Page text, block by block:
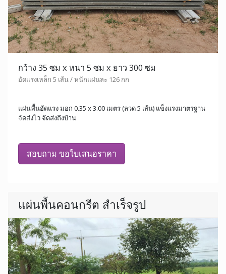
กว้าง 35 ซม x หนา 5 ซม x ยาว 300 ซม
อัดแรงเหล็ก 5 เส้น / หนักแผ่นละ 126 กก
แผ่นพื้นอัดแรง มอก 0.35 x 3.00 เมตร (ลวด 5 เส้น) แข็งแรงมาตรฐาน
จัดส่งไว จัดส่งถึงบ้าน
สอบถาม ขอใบเสนอราคา
แผ่นพื้นคอนกรีต สำเร็จรูป